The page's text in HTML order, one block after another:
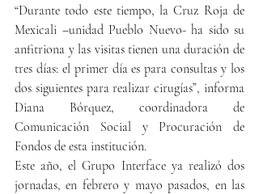
“Durante todo este tiempo, la Cruz Roja de
Mexicali –unidad Pueblo Nuevo- ha sido su
anfitriona y las visitas tienen una duración de
tres días: el primer día es para consultas y los
dos siguientes para realizar cirugías”, informa
Diana Bórquez, coordinadora de
Comunicación Social y Procuración de
Fondos de esta institución.
Este año, el Grupo Interface ya realizó dos
jornadas, en febrero y mayo pasados, en las